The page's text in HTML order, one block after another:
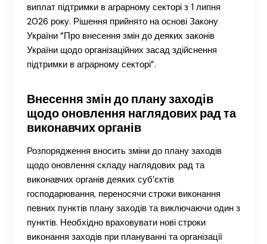
виплат підтримки в аграрному секторі з 1 липня
2026 року. Рішення прийнято на основі Закону
України “Про внесення змін до деяких законів
України щодо організаційних засад здійснення
підтримки в аграрному секторі”.
Внесення змін до плану заходів
щодо оновлення наглядових рад та
виконавчих органів
Розпорядження вносить зміни до плану заходів
щодо оновлення складу наглядових рад та
виконавчих органів деяких суб’єктів
господарювання, переносячи строки виконання
певних пунктів плану заходів та виключаючи один з
пунктів. Необхідно враховувати нові строки
виконання заходів при плануванні та організації